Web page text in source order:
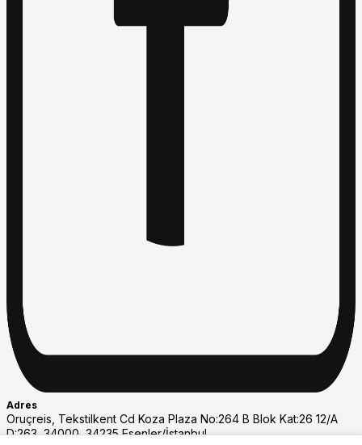
Adres
Oruçreis, Tekstilkent Cd Koza Plaza No:264 B Blok Kat:26 12/A
D:263, 34000, 34235 Esenler/İstanbul